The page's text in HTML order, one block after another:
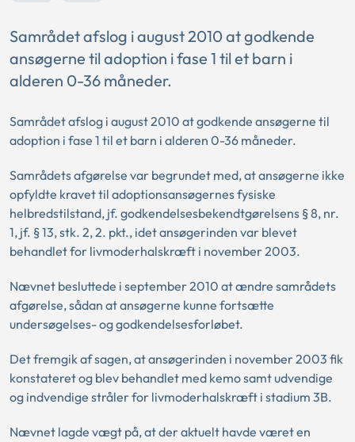
Samrådet afslog i august 2010 at godkende
ansøgerne til adoption i fase 1 til et barn i
alderen 0-36 måneder.
Samrådet afslog i august 2010 at godkende ansøgerne til
adoption i fase 1 til et barn i alderen 0-36 måneder.
Samrådets afgørelse var begrundet med, at ansøgerne ikke
opfyldte kravet til adoptionsansøgernes fysiske
helbredstilstand, jf. godkendelsesbekendtgørelsens § 8, nr.
1, jf. § 13, stk. 2, 2. pkt., idet ansøgerinden var blevet
behandlet for livmoderhalskræft i november 2003.
Nævnet besluttede i september 2010 at ændre samrådets
afgørelse, sådan at ansøgerne kunne fortsætte
undersøgelses- og godkendelsesforløbet.
Det fremgik af sagen, at ansøgerinden i november 2003 fik
konstateret og blev behandlet med kemo samt udvendige
og indvendige stråler for livmoderhalskræft i stadium 3B.
Nævnet lagde vægt på, at der aktuelt havde været en